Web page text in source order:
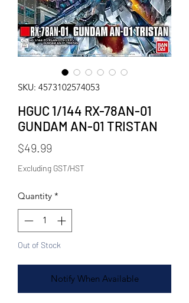
WECHAT 微信諮詢
SKU: 4573102574053
HGUC 1/144 RX-78AN-01
GUNDAM AN-01 TRISTAN
$49.99
Excluding GST/HST
Quantity *
Out of Stock
Notify When Available